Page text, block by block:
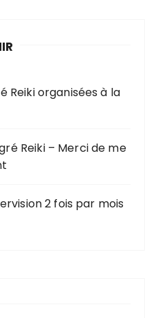
Reiki organisées à la
Reiki – Merci de me
2 fois par mois